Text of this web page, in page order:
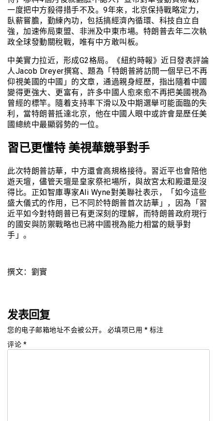
一度把中方殺得措手不及。9年來，北京保持戰略定力，
臥薪嘗膽，勤練內功，包括搞經濟內循環、科技自立自
強，加速佈局東盟、非洲及中東市場。特朗普去年二次執
政全球發動關稅戰，唯有中方敢叫板。
中美實力拉近，形成G2格局。《紐約時報》近日發表評論
人Jacob Dreyer撰寫、題為「特朗普將訪問一個早已不再
仰視美國的中國」的文章，通過親身經歷，指出隨着中國
變得更強大、更富有，許多中國人愈來愈不再把美國視為
曾經的標竿。隨着支持率下滑以及中期選舉可能面臨的失
利，當特朗普抵達北京，他在中國人眼中或許會是歷任美
國總統中最顯弱勢的一位。
習已更懂特 美視華競爭對手
此次特朗普訪華，中方還會高規格接待。習近平也會陪他
遊天壇，儘管天壇是皇家祭祀場所，與故宮太和殿還是沒
得比。正如智庫專家Ali Wyne對美聯社表示，「如今這些
盛大儀式的作用，已不同於特朗普首次訪華」，因為「習
近平如今對特朗普已有更深刻的理解，而特朗普政府現行
的國安與防禦戰略也已將中國視為能力相當的競爭對
手」。
撰文：劉實
发表回复
您的电子邮箱地址不会被公开。 必填项已用 * 标注
评论 *